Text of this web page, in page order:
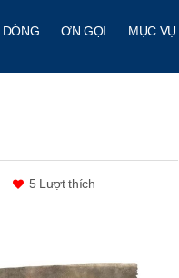
DÒNG ƠN GỌI MỤC VỤ
5 Lượt thích